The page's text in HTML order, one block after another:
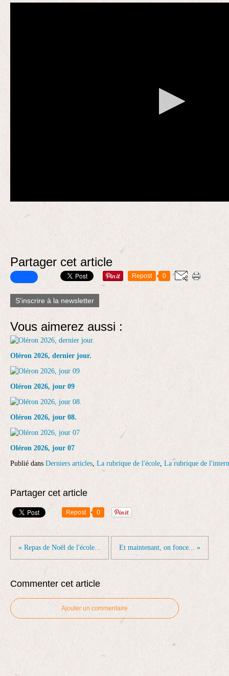
Partager cet article
Repost 0
S'inscrire à la newsletter
Vous aimerez aussi :
Oléron 2026, dernier jour.
Oléron 2026, jour 09
Oléron 2026, jour 08.
Oléron 2026, jour 07
Publié dans Derniers articles La rubrique de l'école La rubrique de
Partager cet article
Repost 0
« Repas de Noël de l'école... Et maintenant, on fonce... »
Commenter cet article
Ajouter un commentaire